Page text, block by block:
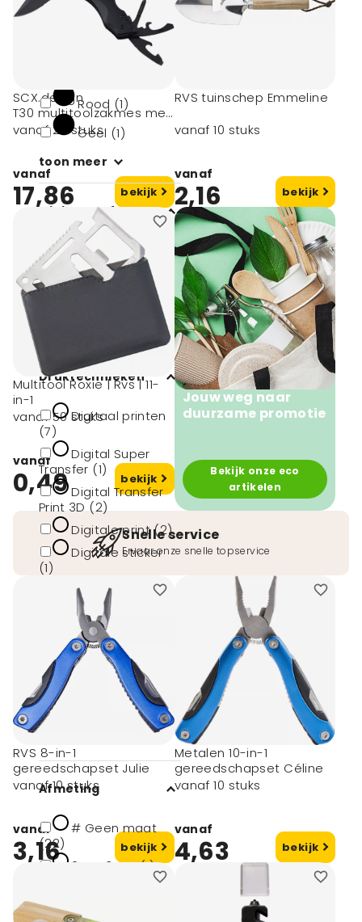
Wit (1)
Zwart (28)
Rood (1)
Geel (1)
toon meer
Minimale afname
1 (4)
10 (35)
Druktechnieken
Digitaal printen
(7)
Digital Super
Transfer (1)
Digital Transfer
Print 3D (2)
Digitale print (2)
Digitale sticker
(1)
toon meer
Merk
SCX.Design (2)
Merkloos (3)
Victorinox (1)
Afmeting
# Geen maat
(22)
24x11x3 cm (1)
7x4,5x0.1cm (1)
11x5x2cm (1)
SCX.design
T30 multitoolzakmes met
10 functies
vanaf 25 stuks
vanaf
17,86 bekijk
RVS tuinschep Emmeline
vanaf 10 stuks
vanaf
2,16 bekijk
Multitool Roxie | Rvs | 11-
in-1
vanaf 50 stuks
vanaf
0,49 bekijk
Jouw weg naar
duurzame promotie
Bekijk onze eco
artikelen
Snelle service
Ervaar onze snelle topservice
RVS 8-in-1
gereedschapset Julie
vanaf 10 stuks
vanaf
3,16 bekijk
Metalen 10-in-1
gereedschapset Céline
vanaf 10 stuks
vanaf
4,63 bekijk